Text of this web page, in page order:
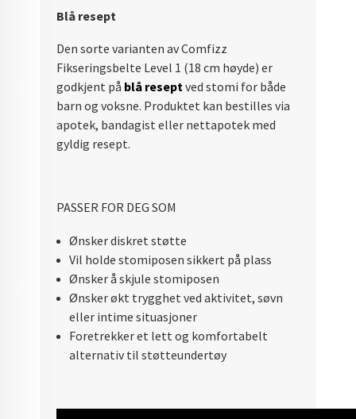
Blå resept
Den sorte varianten av Comfizz
Fikseringsbelte Level 1 (18 cm høyde) er
godkjent på blå reseptved stomi for både
barn og voksne. Produktet kan bestilles via
apotek, bandagist eller nettapotek med
gyldig resept.
PASSER FOR DEG SOM
Ønsker diskret støtte
Vil holde stomiposen sikkert på plass
Ønsker å skjule stomiposen
Ønsker økt trygghet ved aktivitet, søvn
eller intime situasjoner
Foretrekker et lett og komfortabelt
alternativ til støtteundertøy